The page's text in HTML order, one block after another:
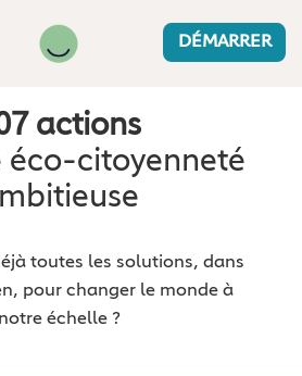
DÉMARRER
actions
éco⁠-⁠citoyenneté
toutes les solutions, dans
pour changer le monde à
notre échelle ?